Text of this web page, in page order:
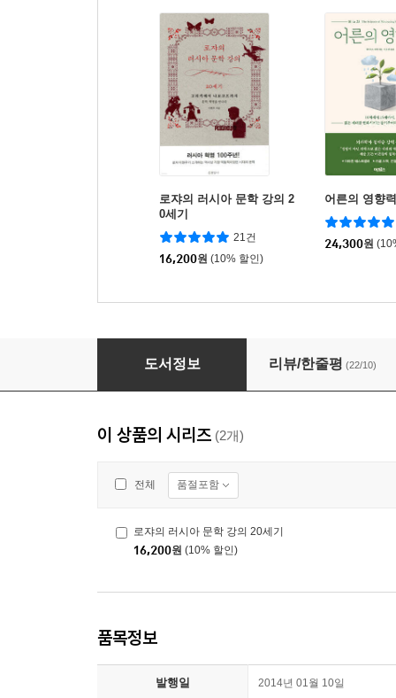
로쟈의 러시아 문학 강의 2
0세기
21건
16,200원 (10% 할인)
어른의 영향력
24,300원
로쟈의 러시아 문학 강의 19세기
도서정보 리뷰/한줄평 (22/10)
이 상품의 시리즈 (2개)
전체 품절포함
로쟈의 러시아 문학 강의 20세기
16,200원 (10% 할인)
품목정보
발행일 2014년 01월 10일